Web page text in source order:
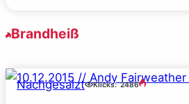
Brandheiß
Nachgesalzt Klicks: 2486